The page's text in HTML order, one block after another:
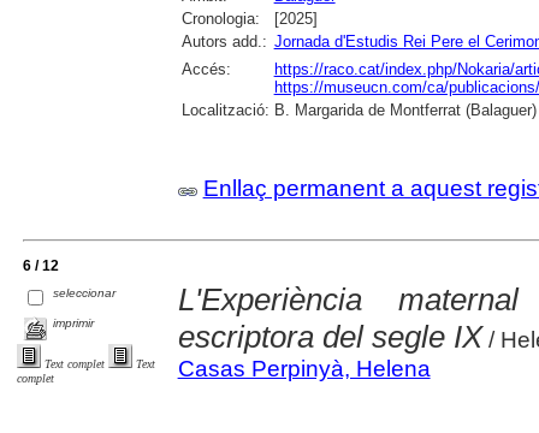
Cronologia:
[2025]
Autors add.: Jornada d'Estudis Rei Pere el
Accés:
https://raco.cat/index.php/Nokaria/
https://museucn.com/ca/
Localització: B. Margarida de Montferrat (Balaguer)
Enllaç permanent a aquest
6 / 12
seleccionar
imprimir
Text complet
Text
complet
L'Experiència
escriptora del segle IX /
Casas Perpinyà, Helena